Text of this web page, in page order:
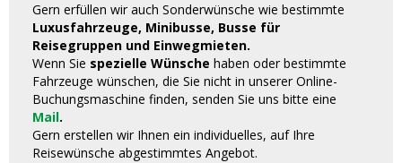
Gern erfüllen wir auch Sonderwünsche wie bestimmte
Luxusfahrzeuge, Minibusse, Busse für
Reisegruppen und Einwegmieten.
Wenn Sie spezielle Wünsche haben oder bestimmte
Fahrzeuge wünschen, die Sie nicht in unserer Online-
Buchungsmaschine finden, senden Sie uns bitte eine
Mail.
Gern erstellen wir Ihnen ein individuelles, auf Ihre
Reisewünsche abgestimmtes Angebot.